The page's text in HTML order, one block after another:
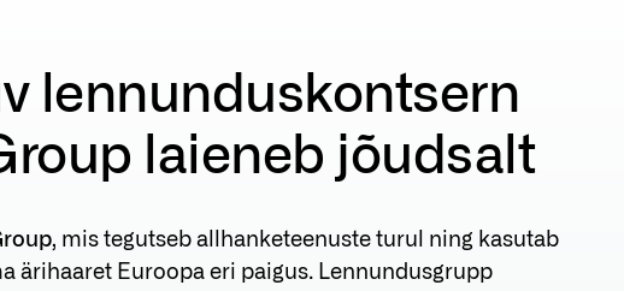
lennunduskontsern
laieneb jõudsalt
, mis tegutseb allhanketeenuste turul ning kasutab
ärihaaret Euroopa eri paigus. Lennundusgrupp